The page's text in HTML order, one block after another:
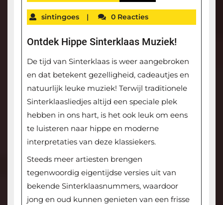
sintingoes | 0 Reacties
Ontdek Hippe Sinterklaas Muziek!
De tijd van Sinterklaas is weer aangebroken
en dat betekent gezelligheid, cadeautjes en
natuurlijk leuke muziek! Terwijl traditionele
Sinterklaasliedjes altijd een speciale plek
hebben in ons hart, is het ook leuk om eens
te luisteren naar hippe en moderne
interpretaties van deze klassiekers.
Steeds meer artiesten brengen
tegenwoordig eigentijdse versies uit van
bekende Sinterklaasnummers, waardoor
jong en oud kunnen genieten van een frisse